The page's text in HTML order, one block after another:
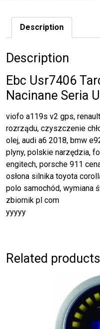
Description
Description
Ebc Usr7406
Nacinane Seria
viofo a119s v2 gps,
rozrządu, czyszczenie
olej, audi a6 2018, bmw
plyny, polskie narzędzia,
engitech, porsche 911
osłona silnika toyota
polo samochód, wymiana
zbiornik pl com
yyyyy
Related products